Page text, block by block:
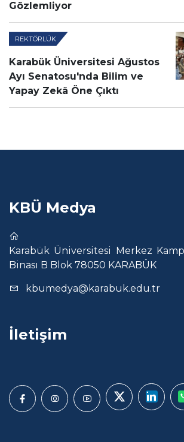
Gözlemliyor
REKTÖRLÜK
Karabük Üniversitesi Ağustos
Ayı Senatosu'nda Bilim ve
Yapay Zekâ Öne Çıktı
KBÜ Medya
Karabük Üniversitesi Merkez
Binası B Blok 78050 KARABÜK
kbumedya@karabuk.edu.tr
İletişim